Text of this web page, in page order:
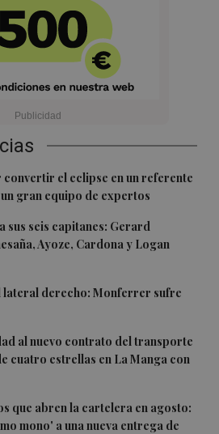
convertir el eclipse en un referente
gran equipo de expertos
sus seis capitanes: Gerard
Ayoze, Cardona y Logan
lateral derecho: Monferrer sufre
al nuevo contrato del transporte
cuatro estrellas en La Manga con
que abren la cartelera en agosto:
mono' a una nueva entrega de